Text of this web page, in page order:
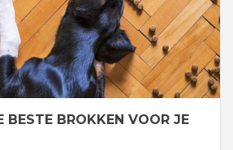
BESTE BROKKEN VOOR JE